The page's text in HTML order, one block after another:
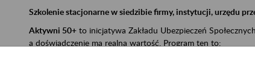
Szkolenie stacjonarne w siedzibie firmy, instytucji, urzędu
Aktywni 50+to inicjatywa Zakładu Ubezpieczeń
a doświadczenie ma realną wartość. Program ten to:
promocja aktywności zawodowej osób po pięćdziesiątym